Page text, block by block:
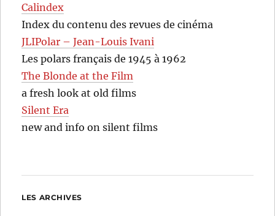
Calindex
Index du contenu des revues de cinéma
JLIPolar – Jean-Louis Ivani
Les polars français de 1945 à 1962
The Blonde at the Film
a fresh look at old films
Silent Era
new and info on silent films
LES ARCHIVES